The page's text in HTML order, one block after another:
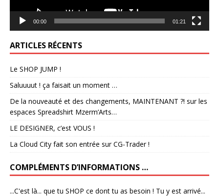
00:00 01:21
ARTICLES RÉCENTS
Le SHOP JUMP !
Saluuuut ! ça faisait un moment …
De la nouveauté et des changements, MAINTENANT ?! sur les
espaces Spreadshirt Mzerm’Arts…
LE DESIGNER, c’est VOUS !
La Cloud City fait son entrée sur CG-Trader !
COMPLÉMENTS D’INFORMATIONS …
...C'est là... que tu SHOP ce dont tu as besoin ! Tu y est arrivé...